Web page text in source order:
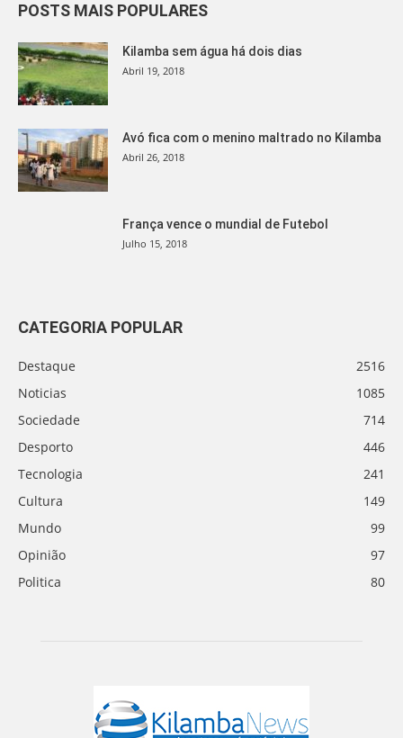
POSTS MAIS POPULARES
Kilamba sem água há dois dias
Abril 19, 2018
Avó fica com o menino maltrado no Kilamba
Abril 26, 2018
França vence o mundial de Futebol
Julho 15, 2018
CATEGORIA POPULAR
Destaque
2516
Noticias
1085
Sociedade
714
Desporto
446
Tecnologia
241
Cultura
149
Mundo
99
Opinião
97
Politica
80